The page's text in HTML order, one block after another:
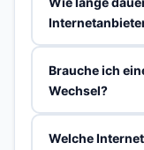
Brauche ich
Wechsel?
Welche